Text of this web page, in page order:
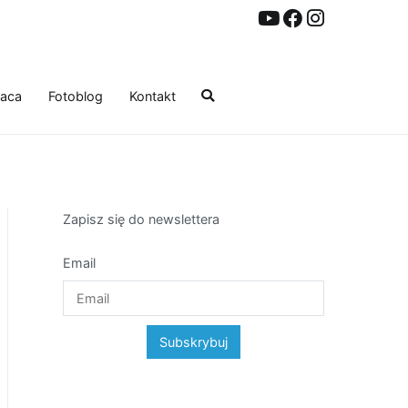
Fotoblog Kontakt
Zapisz się do newslettera
Email